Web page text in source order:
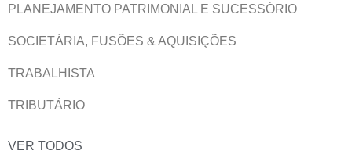
PLANEJAMENTO PATRIMONIAL E SUCESSÓRIO
SOCIETÁRIA, FUSÕES & AQUISIÇÕES
TRABALHISTA
TRIBUTÁRIO
VER TODOS